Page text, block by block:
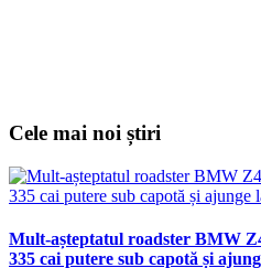
Cele mai noi știri
Mult-așteptatul roadster BMW
335 cai putere sub capotă și